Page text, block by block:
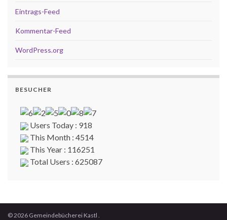
Eintrags-Feed
Kommentar-Feed
WordPress.org
BESUCHER
Users Today : 918
This Month : 4514
This Year : 116251
Total Users : 625087
© 2026 Gemeindebücherei Kastl .